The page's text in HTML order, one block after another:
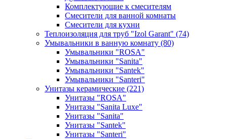
Комплектующие к смесителям
Смесители для ванной комнаты
Смесители для кухни
Теплоизоляция для труб "Izol Garant" (74)
Умывальники в ванную комнату (80)
Умывальники "ROSA"
Умывальники "Sanita"
Умывальники "Santek"
Умывальники "Santeri"
Унитазы керамические (221)
Унитазы "ROSA"
Унитазы "Sanita Luxe"
Унитазы "Sanita"
Унитазы "Santek"
Унитазы "Santeri"